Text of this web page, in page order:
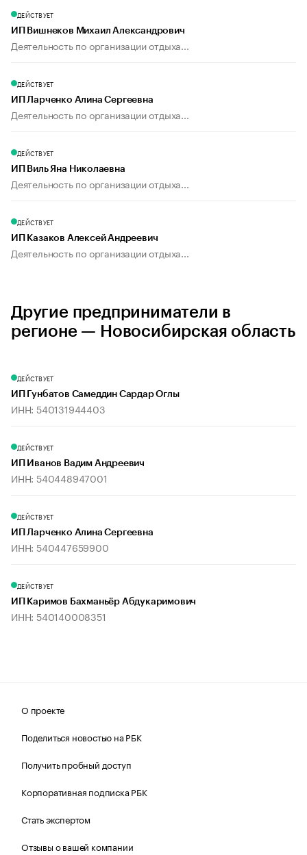
ДЕЙСТВУЕТ
ИП Вишнеков Михаил Александрович
Деятельность по организации отдыха...
ДЕЙСТВУЕТ
ИП Ларченко Алина Сергеевна
Деятельность по организации отдыха...
ДЕЙСТВУЕТ
ИП Виль Яна Николаевна
Деятельность по организации отдыха...
ДЕЙСТВУЕТ
ИП Казаков Алексей Андреевич
Деятельность по организации отдыха...
Другие предприниматели в
регионе — Новосибирская область
ДЕЙСТВУЕТ
ИП Гунбатов Самеддин Сардар Оглы
ИНН: 540131944403
ДЕЙСТВУЕТ
ИП Иванов Вадим Андреевич
ИНН: 540448947001
ДЕЙСТВУЕТ
ИП Ларченко Алина Сергеевна
ИНН: 540447659900
ДЕЙСТВУЕТ
ИП Каримов Бахманьёр Абдукаримович
ИНН: 540140008351
О проекте
Поделиться новостью на РБК
Получить пробный доступ
Корпоративная подписка РБК
Стать экспертом
Отзывы о вашей компании